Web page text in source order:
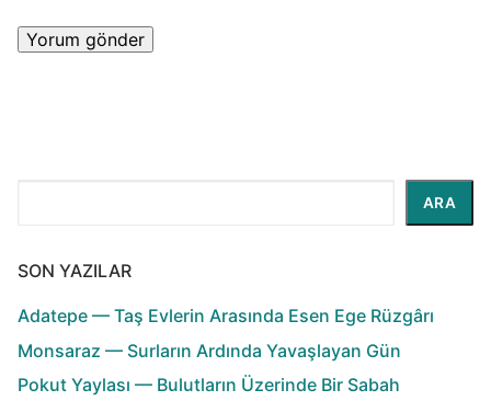
ARA
SON YAZILAR
Adatepe — Taş Evlerin Arasında Esen Ege Rüzgârı
Monsaraz — Surların Ardında Yavaşlayan Gün
Pokut Yaylası — Bulutların Üzerinde Bir Sabah